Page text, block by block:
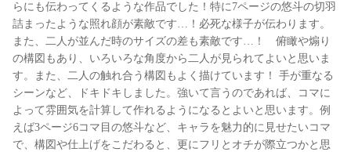
らにも伝わってくるような作品でした！特に7ページの悠斗の切羽
詰まったような照れ顔が素敵です…！必死な様子が伝わります。
また、二人が並んだ時のサイズの差も素敵です…！　俯瞰や煽り
の構図もあり、いろいろな角度から二人が見られてよいと思いま
す。また、二人の触れ合う構図もよく描けています！ 手が重なる
シーンなど、ドキドキしました。強いて言うのであれば、コマに
よって雰囲気を計算して作れるようになるとよいと思います。例
えば3ページ6コマ目の悠斗など、キャラを魅力的に見せたいコマ
で、構図や仕上げをこだわると、更にフリとオチが際立つかと思